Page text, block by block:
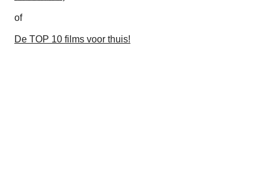
of
De TOP 10 films voor thuis!